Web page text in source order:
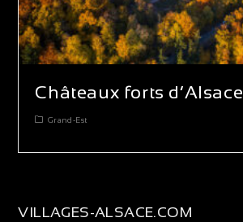
Châteaux forts d’Alsace
Grand-Est
VILLAGES-ALSACE.COM